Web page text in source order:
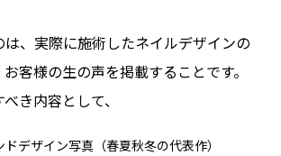
、実際に施術したネイルデザインの
客様の生の声を掲載することです。
き内容として、
デザイン写真（春夏秋冬の代表作）